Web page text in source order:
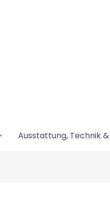
Ausstattung, Technik